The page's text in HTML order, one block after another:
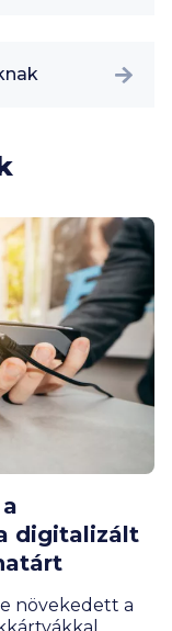
digitalizált
növekedett a